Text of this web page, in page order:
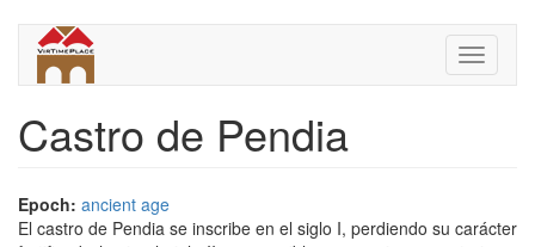
content
Toggle
Castro de Pendia
Epoch: ancient age
El castro de Pendia se inscribe en el siglo I, perdiendo su carácter